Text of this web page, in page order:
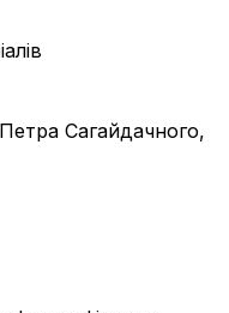
Сагайдачного,